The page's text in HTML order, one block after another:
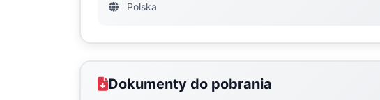
Polska
Dokumenty do pobrania